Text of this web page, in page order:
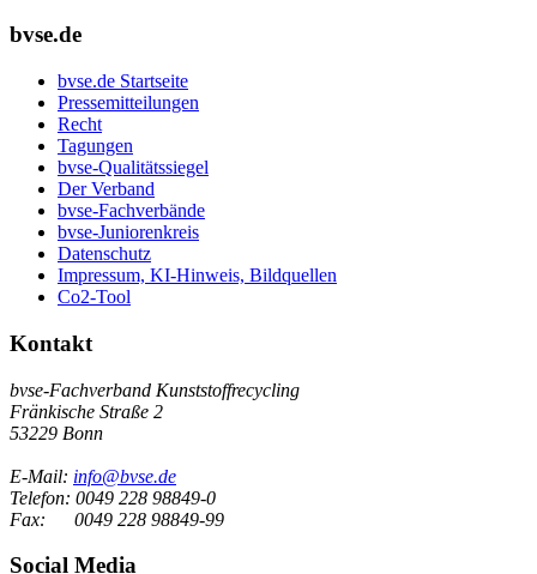
bvse.de
bvse.de Startseite
Pressemitteilungen
Recht
Tagungen
bvse-Qualitätssiegel
Der Verband
bvse-Fachverbände
bvse-Juniorenkreis
Datenschutz
Impressum, KI-Hinweis, Bildquellen
Co2-Tool
Kontakt
bvse-Fachverband Kunststoffrecycling
Fränkische Straße 2
53229 Bonn
E-Mail: info@bvse.de
Telefon: 0049 228 98849-0
Fax: 0049 228 98849-99
Social Media